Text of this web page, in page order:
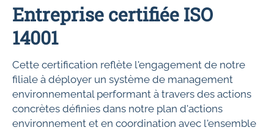
Entreprise certifiée ISO
14001
Cette certification reflète l'engagement de notre
filiale à déployer un système de management
environnemental performant à travers des actions
concrètes définies dans notre plan d'actions
environnement et en coordination avec l'ensemble